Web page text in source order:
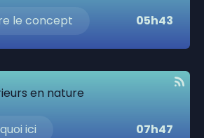
le concept 05h43
en nature
ici 07h47